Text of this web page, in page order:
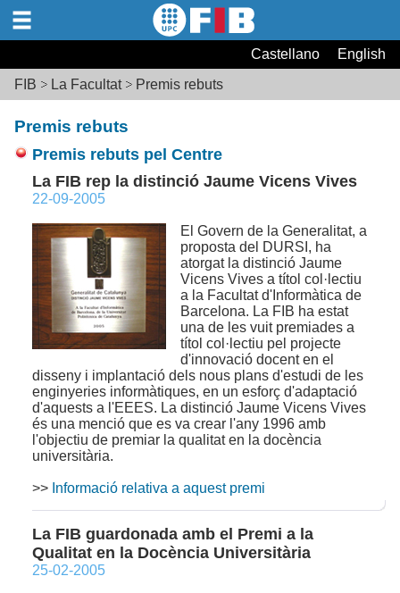
Castellano
English
FIB
La Facultat Premis rebuts
Premis rebuts
Premis rebuts pel Centre
La FIB rep la distinció Jaume Vicens Vives
22-09-2005
El Govern de la Generalitat, a
proposta del DURSI, ha
atorgat la distinció Jaume
Vicens Vives a títol col·lectiu
a la Facultat d'Informàtica de
Barcelona. La FIB ha estat
una de les vuit premiades a
títol col·lectiu pel projecte
d'innovació docent en el
disseny i implantació dels nous plans d'estudi de les
enginyeries informàtiques, en un esforç d'adaptació
d'aquests a l'EEES. La distinció Jaume Vicens Vives
és una menció que es va crear l'any 1996 amb
l'objectiu de premiar la qualitat en la docència
universitària.
>> Informació relativa a aquest premi
La FIB guardonada amb el Premi a la
Qualitat en la Docència Universitària
25-02-2005